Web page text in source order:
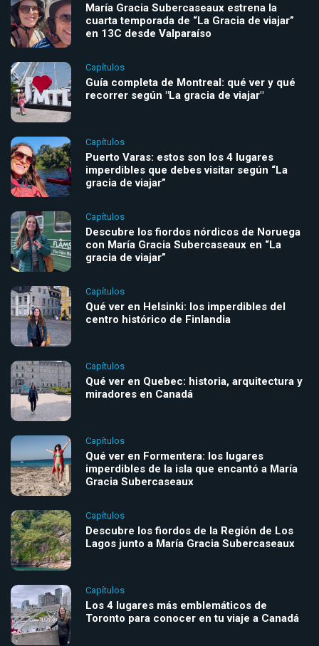
María Gracia Subercaseaux estrena la
cuarta temporada de “La Gracia de viajar”
en 13C desde Valparaíso
Capítulos
Guía completa de Montreal: qué ver y qué
recorrer según "La gracia de viajar"
Capítulos
Puerto Varas: estos son los 4 lugares
imperdibles que debes visitar según “La
gracia de viajar”
Capítulos
Descubre los fiordos nórdicos de Noruega
con María Gracia Subercaseaux en “La
gracia de viajar”
Capítulos
Qué ver en Helsinki: los imperdibles del
centro histórico de Finlandia
Capítulos
Qué ver en Quebec: historia, arquitectura y
miradores en Canadá
Capítulos
Qué ver en Formentera: los lugares
imperdibles de la isla que encantó a María
Gracia Subercaseaux
Capítulos
Descubre los fiordos de la Región de Los
Lagos junto a María Gracia Subercaseaux
Capítulos
Los 4 lugares más emblemáticos de
Toronto para conocer en tu viaje a Canadá